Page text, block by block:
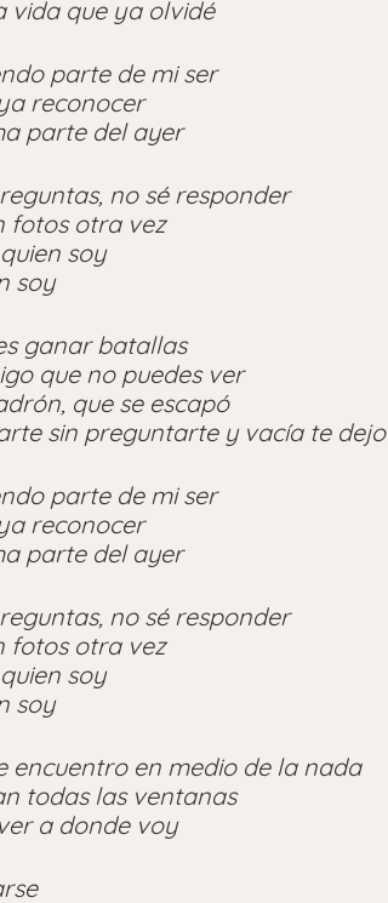
vida que ya olvidé
parte de mi ser
reconocer
parte del ayer
no sé responder
fotos otra vez
soy
soy
ganar batallas
que no puedes ver
que se escapó
sin preguntarte y vacía te dejo
parte de mi ser
reconocer
parte del ayer
no sé responder
fotos otra vez
soy
soy
encuentro en medio de la nada
todas las ventanas
a donde voy